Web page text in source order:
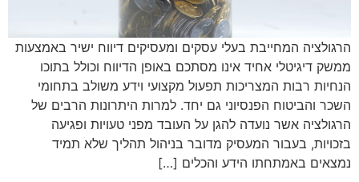
הרגולציה המחייבת בעלי עסקים ומעסיקים דיווח ישיר באמצעות
ממשק דיגיטלי אחיד אינו מסתכם באופן הדיווח וכולל בתוכו
הנחיות רבות המצריכות תפעול מקצועי וידע משולב בתחומי
השכר והביטוח הפנסיוני גם יחד. למרות היתרונות הרבים של
הרגולציה אשר נועדה להגן על העובד מפני טעויות ופגיעה
בזכויות, בעבור המעסיק מדובר בניהול תהליך שלא תמיד
נמצאים באמתחתו הידע והכלים […]